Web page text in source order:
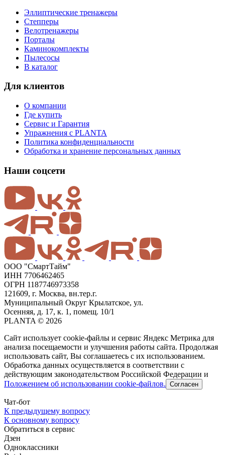
Эллиптические тренажеры
Степперы
Велотренажеры
Порталы
Каминокомплекты
Пылесосы
В каталог
Для клиентов
О компании
Где купить
Сервис и Гарантия
Упражнения с PLANTA
Политика конфиденциальности
Обработка и хранение персональных данных
Наши соцсети
ООО "СмартТайм"
ИНН 7706462465
ОГРН 1187746973358
121609, г. Москва, вн.тер.г.
Муниципальный Округ Крылатское, ул.
Осенняя, д. 17, к. 1, помещ. 10/1
PLANTA © 2026
Сайт использует cookie-файлы и сервис Яндекс Метрика для
анализа посещаемости и улучшения работы сайта. Продолжая
использовать сайт, Вы соглашаетесь с их использованием.
Обработка данных осуществляется в соответствии с
действующим законодательством Российской Федерации и
Положением об использовании cookie-файлов. Согласен
Чат-бот
К предыдущему вопросу
К основному вопросу
Обратиться в сервис
Дзен
Одноклассники